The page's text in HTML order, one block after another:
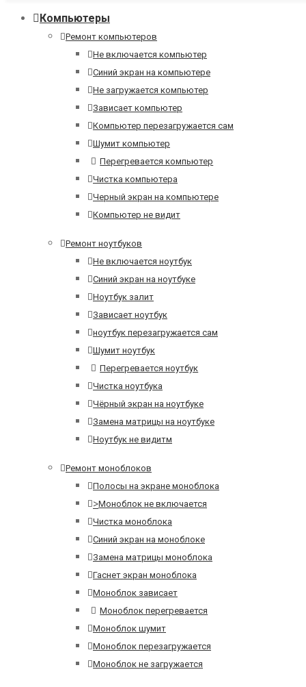
Компьютеры
Ремонт компьютеров
Не включается компьютер
Синий экран на компьютере
Не загружается компьютер
Зависает компьютер
Компьютер перезагружается сам
Шумит компьютер
Перегревается компьютер
Чистка компьютера
Черный экран на компьютере
Компьютер не видит
Ремонт ноутбуков
Не включается ноутбук
Синий экран на ноутбуке
Ноутбук залит
Зависает ноутбук
ноутбук перезагружается сам
Шумит ноутбук
Перегревается ноутбук
Чистка ноутбука
Чёрный экран на ноутбуке
Замена матрицы на ноутбуке
Ноутбук не видитм
Ремонт моноблоков
Полосы на экране моноблока
>Моноблок не включается
Чистка моноблока
Синий экран на моноблоке
Замена матрицы моноблока
Гаснет экран моноблока
Моноблок зависает
Моноблок перегревается
Моноблок шумит
Моноблок перезагружается
Моноблок не загружается